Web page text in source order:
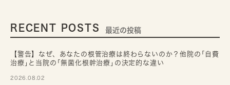
RECENT POSTS 最近の投稿
【警告】なぜ、あなたの根管治療は終わらないのか？他院の｢自費
治療｣と当院の｢無菌化根幹治療｣の決定的な違い
2026.08.02